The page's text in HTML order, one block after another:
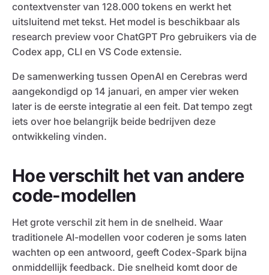
contextvenster van 128.000 tokens en werkt het
uitsluitend met tekst. Het model is beschikbaar als
research preview voor ChatGPT Pro gebruikers via de
Codex app, CLI en VS Code extensie.
De samenwerking tussen OpenAI en Cerebras werd
aangekondigd op 14 januari, en amper vier weken
later is de eerste integratie al een feit. Dat tempo zegt
iets over hoe belangrijk beide bedrijven deze
ontwikkeling vinden.
Hoe verschilt het van andere
code-modellen
Het grote verschil zit hem in de snelheid. Waar
traditionele AI-modellen voor coderen je soms laten
wachten op een antwoord, geeft Codex-Spark bijna
onmiddellijk feedback. Die snelheid komt door de